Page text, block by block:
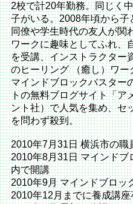
2校で計20年勤務。同じく
子がいる。2008年頃から
同僚や学生時代の友人が関
ワークに趣味としてふれ、
を受講、インストラクター
のヒーリング （癒し）ワ
マインドブロックバスター
トの無料ブログサイト「ア
ント社）で人気を集め、セ
を問わず殺到。
2010年7月31日 横浜市の職
2010年8月31日 マインド
内で開講
2010年9月 マインドブロッ
2010年12月までに養成講